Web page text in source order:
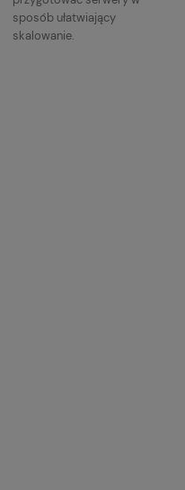
sposób ułatwiający
skalowanie.